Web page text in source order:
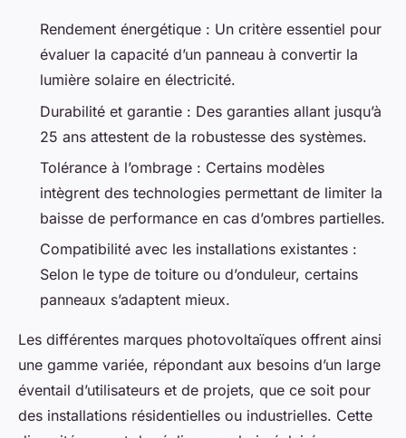
Rendement énergétique : Un critère essentiel pour
évaluer la capacité d’un panneau à convertir la
lumière solaire en électricité.
Durabilité et garantie : Des garanties allant jusqu’à
25 ans attestent de la robustesse des systèmes.
Tolérance à l’ombrage : Certains modèles
intègrent des technologies permettant de limiter la
baisse de performance en cas d’ombres partielles.
Compatibilité avec les installations existantes :
Selon le type de toiture ou d’onduleur, certains
panneaux s’adaptent mieux.
Les différentes marques photovoltaïques offrent ainsi
une gamme variée, répondant aux besoins d’un large
éventail d’utilisateurs et de projets, que ce soit pour
des installations résidentielles ou industrielles. Cette